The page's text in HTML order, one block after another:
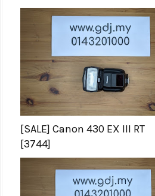
[SALE] Canon 430 EX III RT
[3744]